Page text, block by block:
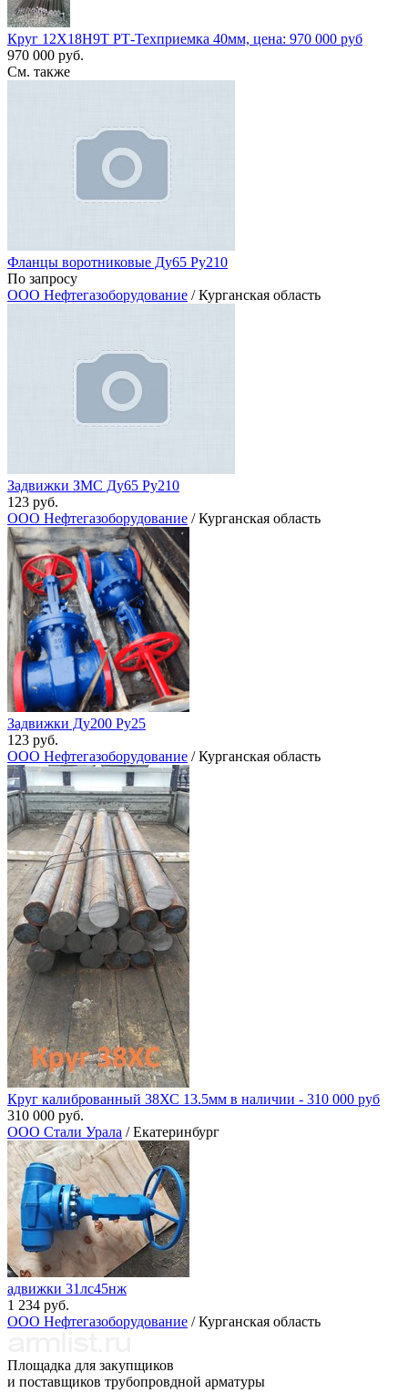
Круг 12Х18Н9Т РТ-Техприемка 40мм, цена: 970 000 руб
970 000 руб.
См. также
Фланцы воротниковые Ду65 Ру210
По запросу
ООО Нефтегазоборудование / Курганская область
Задвижки ЗМС Ду65 Ру210
123 руб.
ООО Нефтегазоборудование / Курганская область
Задвижки Ду200 Ру25
123 руб.
ООО Нефтегазоборудование / Курганская область
Круг калиброванный 38ХС 13.5мм в наличии - 310 000 руб
310 000 руб.
ООО Стали Урала / Екатеринбург
адвижки 31лс45нж
1 234 руб.
ООО Нефтегазоборудование / Курганская область
Площадка для закупщиков
и поставщиков трубопровдной арматуры